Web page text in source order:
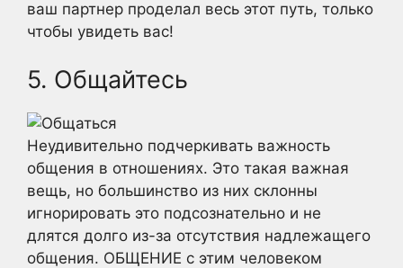
ваш партнер проделал весь этот путь, только
чтобы увидеть вас!
5. Общайтесь
Неудивительно подчеркивать важность
общения в отношениях. Это такая важная
вещь, но большинство из них склонны
игнорировать это подсознательно и не
длятся долго из-за отсутствия надлежащего
общения. ОБЩЕНИЕ с этим человеком